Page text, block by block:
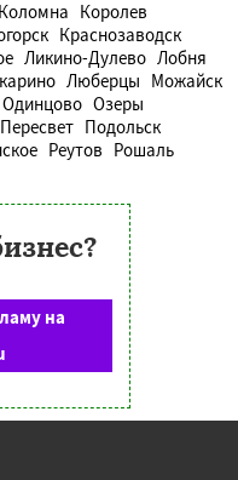
Коломна Королев
Краснозаводск
Ликино-Дулево Лобня
Люберцы Можайск
Одинцово Озеры
Пересвет Подольск
Реутов Рошаль
на